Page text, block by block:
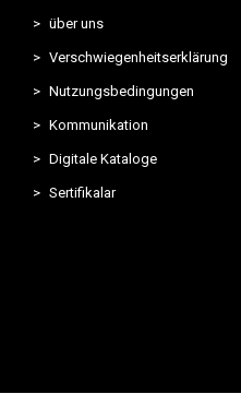
über uns
Verschwiegenheitserklärung
Nutzungsbedingungen
Kommunikation
Digitale Kataloge
Sertifikalar